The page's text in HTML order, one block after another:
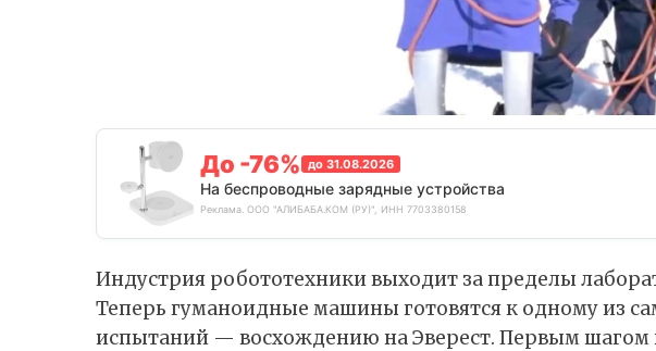
До -76% до 31.08.2026
На беспроводные зарядные устройства
Реклама. ООО "АЛИБАБА.КОМ (РУ)", ИНН 7703380158
Индустрия робототехники выходит за пределы
Теперь гуманоидные машины готовятся к одному из
испытаний — восхождению на Эверест. Первым шагом